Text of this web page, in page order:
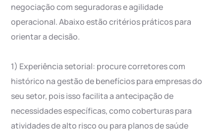
negociação com seguradoras e agilidade
operacional. Abaixo estão critérios práticos para
orientar a decisão.
1) Experiência setorial: procure corretores com
histórico na gestão de benefícios para empresas do
seu setor, pois isso facilita a antecipação de
necessidades específicas, como coberturas para
atividades de alto risco ou para planos de saúde